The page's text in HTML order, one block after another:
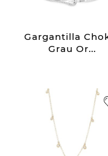
Gargantilla
Grau Or...